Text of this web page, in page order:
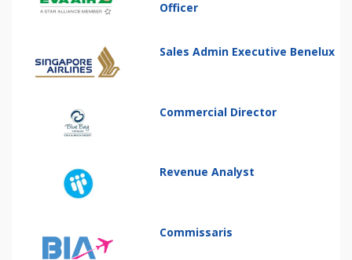
Officer
Sales Admin Executive Benelux
Commercial Director
Revenue Analyst
Commissaris